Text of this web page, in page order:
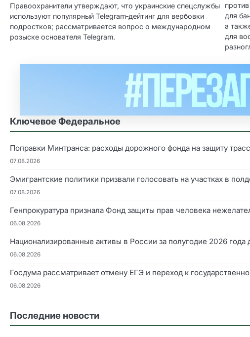
Правоохранители утверждают, что украинские спецслужбы
используют популярный Telegram‑дейтинг для вербовки
подростков; рассматривается вопрос о международном
розыске основателя Telegram.
для
а
для
Ключевое Федеральное
Поправки Минтранса: расходы дорожного фонда на защиту
07.08.2026
Эмигрантские политики призвали голосовать на участках в
07.08.2026
Генпрокуратура признала Фонд защиты прав человека
06.08.2026
Национализированные активы в России за полугодие 2026
06.08.2026
Госдума рассматривает отмену ЕГЭ и переход к
06.08.2026
Последние новости